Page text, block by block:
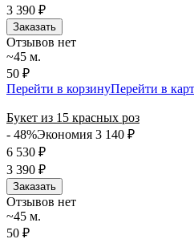
3 390 ₽
Заказать
Отзывов нет
~45 м.
50 ₽
Перейти в корзинуПерейти в
Букет из 15 красных роз
- 48%Экономия 3 140 ₽
6 530 ₽
3 390 ₽
Заказать
Отзывов нет
~45 м.
50 ₽